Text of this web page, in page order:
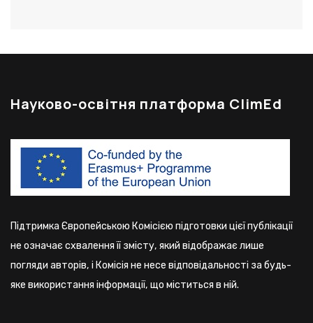
Науково-освітня платформа ClimEd
Підтримка Європейською Комісією підготовки цієї публікації
не означає схвалення її змісту, який відображає лише
погляди авторів, і Комісія не несе відповідальності за будь-
яке використання інформації, що міститься в ній.